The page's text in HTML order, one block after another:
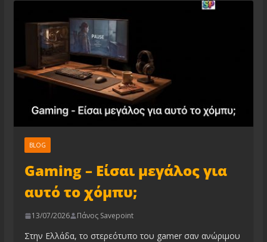
BLOG
Gaming – Είσαι μεγάλος για
αυτό το χόμπυ;
13/07/2026 Πάνος Savepoint
Στην Ελλάδα, το στερεότυπο του gamer σαν ανώριμου